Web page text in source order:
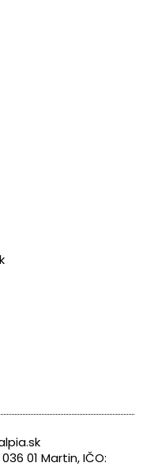
01 Martin, IČO: